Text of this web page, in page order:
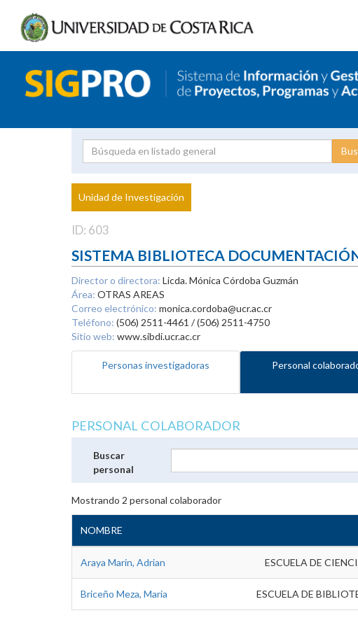
Proyecto
Investigador
Unidad de Investigación
ID: 603
SISTEMA BIBLIOTECA
Director o directora: Licda. Mónica Córdoba Guzmán
Área: OTRAS AREAS
Correo electrónico: monica.cordoba@ucr.ac.cr
Teléfono: (506) 2511-4461 / (506) 2511-4750
Sitio web: www.sibdi.ucr.ac.cr
Personas investigadoras Personal
PERSONAL COLABORADOR
Buscar
personal
Mostrando 2 personal colaborador
NOMBRE
Araya Marin, Adrian ESCUELA DE
Briceño Meza, Maria ESCUELA DE